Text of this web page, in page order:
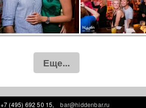
Еще...
+7 (495) 692 50 15, bar@hiddenbar.ru